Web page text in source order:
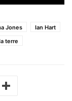
Jones
Ian Hart
terre